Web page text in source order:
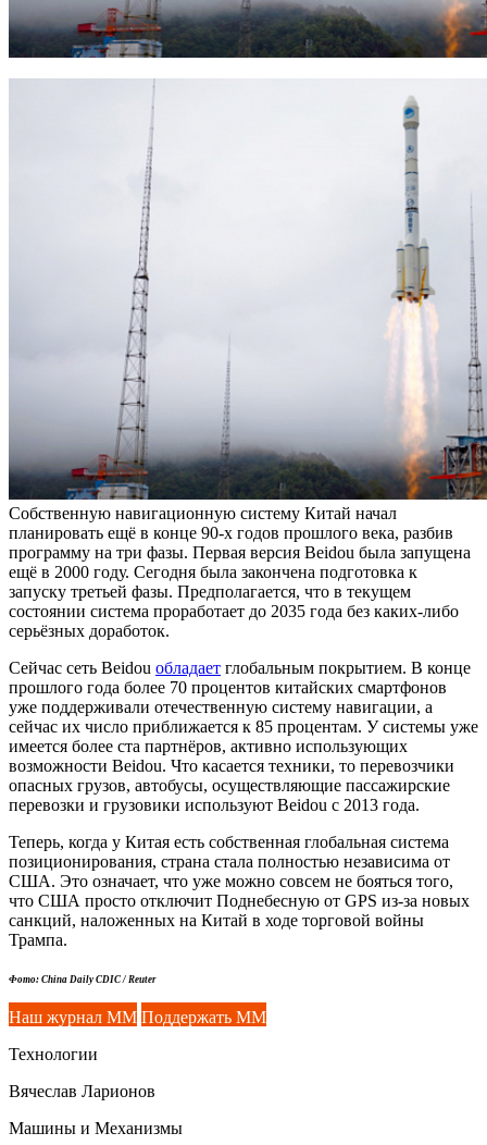
Собственную навигационную систему Китай начал
планировать ещё в конце 90-х годов прошлого века, разбив
программу на три фазы. Первая версия Beidou была запущена
ещё в 2000 году. Сегодня была закончена подготовка к
запуску третьей фазы. Предполагается, что в текущем
состоянии система проработает до 2035 года без каких-либо
серьёзных доработок.
Сейчас сеть Beidou обладает глобальным покрытием. В конце
прошлого года более 70 процентов китайских смартфонов
уже поддерживали отечественную систему навигации, а
сейчас их число приближается к 85 процентам. У системы уже
имеется более ста партнёров, активно использующих
возможности Beidou. Что касается техники, то перевозчики
опасных грузов, автобусы, осуществляющие пассажирские
перевозки и грузовики используют Beidou с 2013 года.
Теперь, когда у Китая есть собственная глобальная система
позиционирования, страна стала полностью независима от
США. Это означает, что уже можно совсем не бояться того,
что США просто отключит Поднебесную от GPS из-за новых
санкций, наложенных на Китай в ходе торговой войны
Трампа.
Фото: China Daily CDIC / Reuter
Наш журнал ММ Поддержать ММ
Технологии
Вячеслав Ларионов
Машины и Механизмы